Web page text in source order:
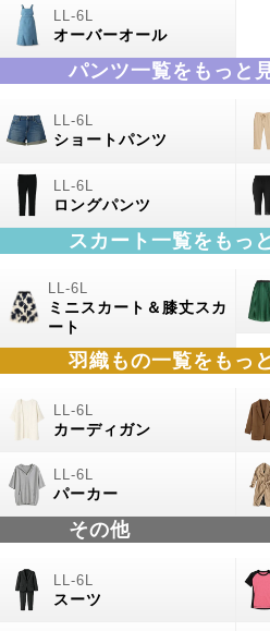
オーバーオール
パンツ一覧をもっと
ショートパンツ
ロングパンツ
スカート一覧をもっ
ミニスカート＆膝丈スカ
ート
羽織もの一覧をもっ
カーディガン
パーカー
その他
スーツ